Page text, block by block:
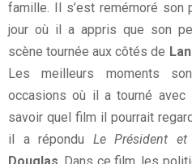
famille. Il s’est remémoré son
jour où il a appris que son
scène tournée aux côtés de
Les meilleurs moments
occasions où il a tourné
savoir quel film il pourrait
il a répondu Le Président